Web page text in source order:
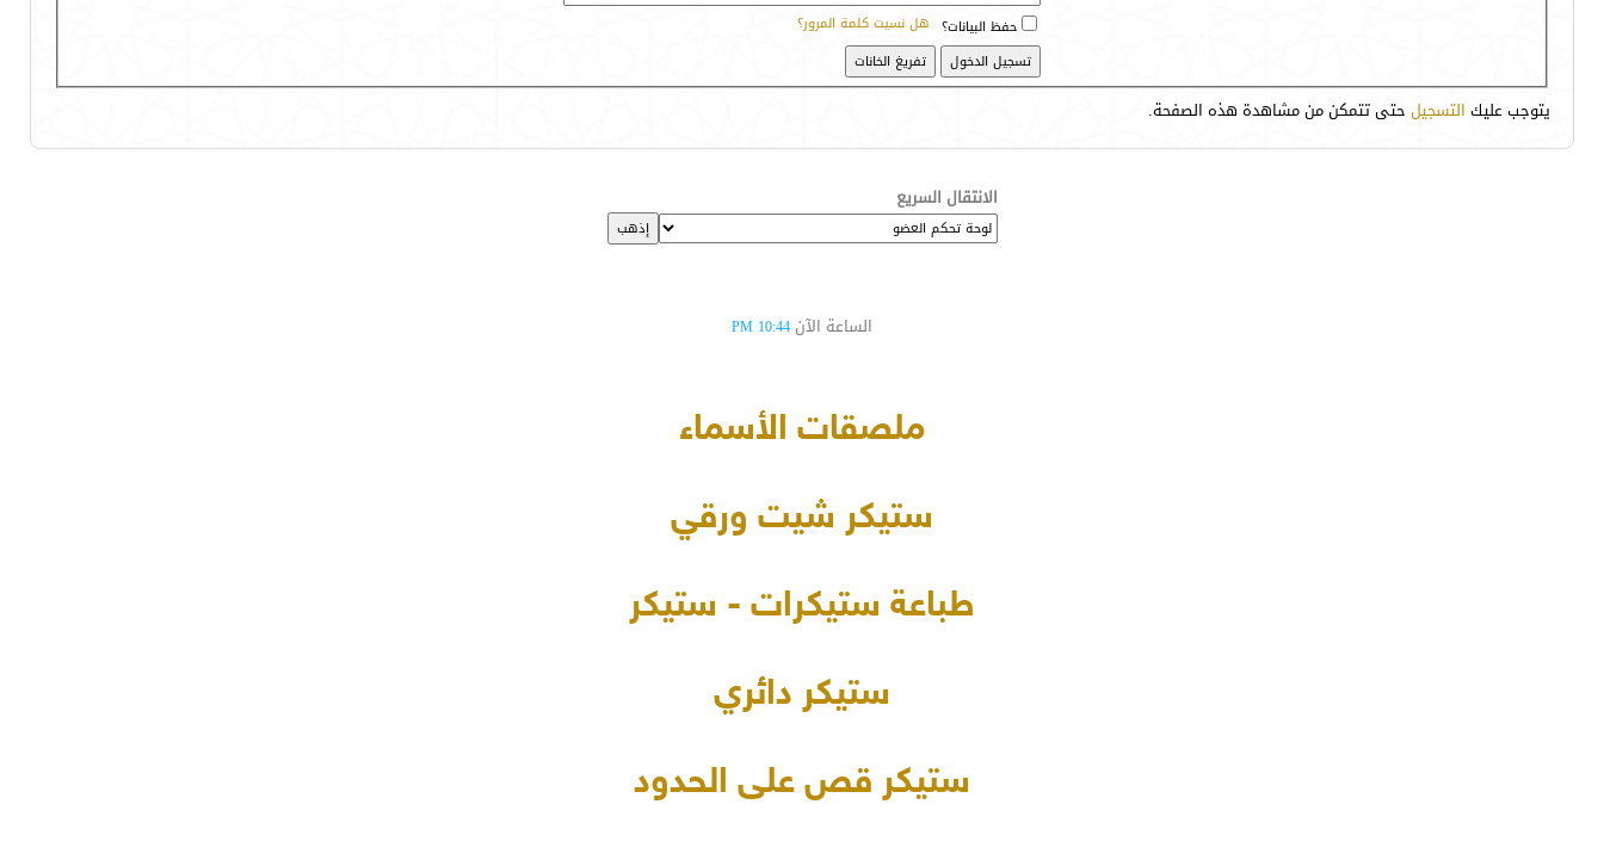
هل نسيت كلمة المرور؟ حفظ البيانات؟
يتوجب عليك التسجيل حتى تتمكن من مشاهدة هذه الصفحة.
الانتقال السريع
الساعة الآن 10:44 PM
ملصقات الأسماء
ستيكر شيت ورقي
طباعة ستيكرات - ستيكر
ستيكر دائري
ستيكر قص على الحدود